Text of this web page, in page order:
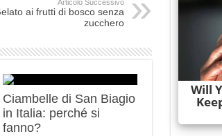
Articolo Successivo
ai frutti di bosco senza
zucchero
Ciambelle di San Biagio
in Italia: perché si
fanno?